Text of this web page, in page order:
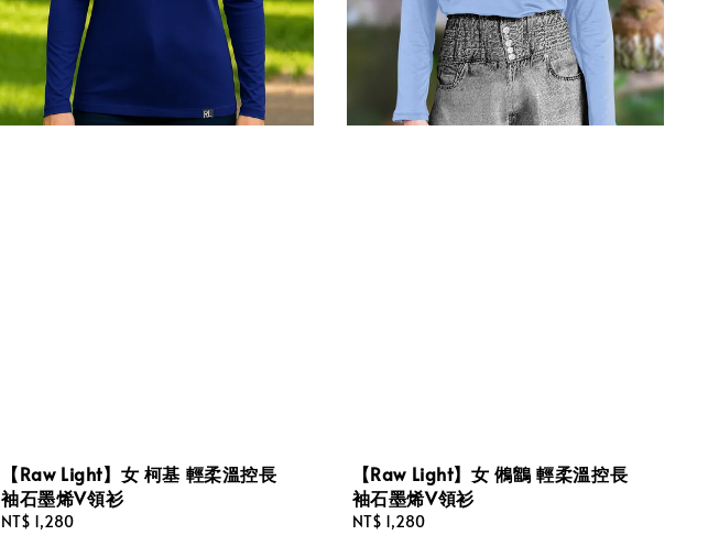
【Raw Light】女 柯基 輕柔溫控長
袖石墨烯V領衫
Regular
NT$ 1,280
【Raw Light】女 鵂鶹 輕柔溫控長
袖石墨烯V領衫
Regular
NT$ 1,280